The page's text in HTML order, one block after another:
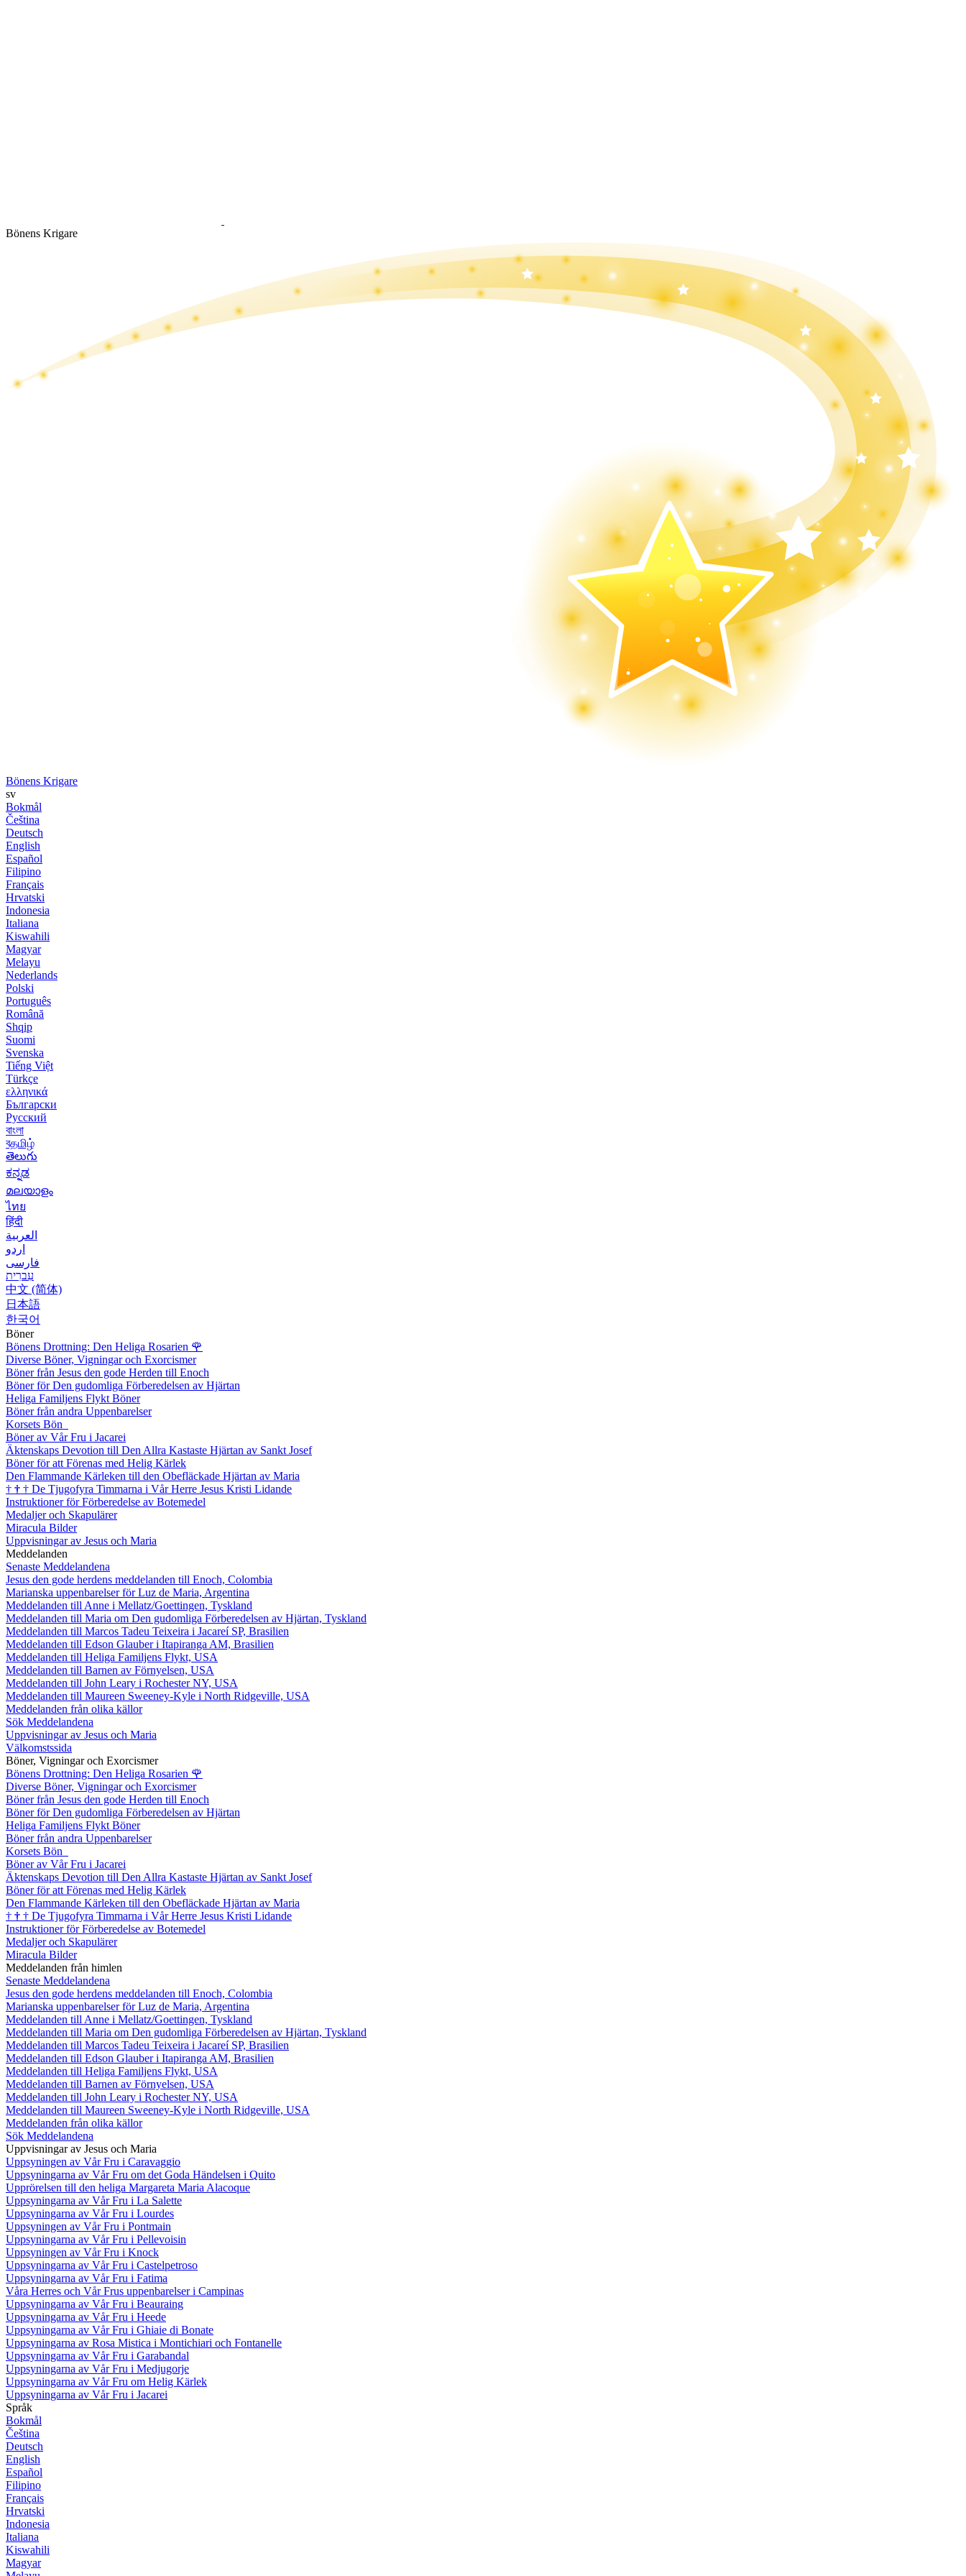
Bönens Krigare
Bönens Krigare
sv
Bokmål
Čeština
Deutsch
English
Español
Filipino
Français
Hrvatski
Indonesia
Italiana
Kiswahili
Magyar
Melayu
Nederlands
Polski
Português
Română
Shqip
Suomi
Svenska
Tiếng Việt
Türkçe
ελληνικά
Български
Русский
বাংলা
বதமிழ்
తెలుగు
ಕನ್ನಡ
മലയാളം
ไทย
हिंदी
العربية
اردو
فارسی
עִברִית
中文 (简体)
日本語
한국어
Böner
Bönens Drottning: Den Heliga Rosarien 🌹
Diverse Böner, Vigningar och Exorcismer
Böner från Jesus den gode Herden till Enoch
Böner för Den gudomliga Förberedelsen av Hjärtan
Heliga Familjens Flykt Böner
Böner från andra Uppenbarelser
Korsets Bön
Böner av Vår Fru i Jacarei
Äktenskaps Devotion till Den Allra Kastaste Hjärtan av Sankt Josef
Böner för att Förenas med Helig Kärlek
Den Flammande Kärleken till den Obefläckade Hjärtan av Maria
† † † De Tjugofyra Timmarna i Vår Herre Jesus Kristi Lidande
Instruktioner för Förberedelse av Botemedel
Medaljer och Skapulärer
Miracula Bilder
Uppvisningar av Jesus och Maria
Meddelanden
Senaste Meddelandena
Jesus den gode herdens meddelanden till Enoch, Colombia
Marianska uppenbarelser för Luz de Maria, Argentina
Meddelanden till Anne i Mellatz/Goettingen, Tyskland
Meddelanden till Maria om Den gudomliga Förberedelsen av Hjärtan, Tyskland
Meddelanden till Marcos Tadeu Teixeira i Jacareí SP, Brasilien
Meddelanden till Edson Glauber i Itapiranga AM, Brasilien
Meddelanden till Heliga Familjens Flykt, USA
Meddelanden till Barnen av Förnyelsen, USA
Meddelanden till John Leary i Rochester NY, USA
Meddelanden till Maureen Sweeney-Kyle i North Ridgeville, USA
Meddelanden från olika källor
Sök Meddelandena
Uppvisningar av Jesus och Maria
Välkomstssida
Böner, Vigningar och Exorcismer
Bönens Drottning: Den Heliga Rosarien 🌹
Diverse Böner, Vigningar och Exorcismer
Böner från Jesus den gode Herden till Enoch
Böner för Den gudomliga Förberedelsen av Hjärtan
Heliga Familjens Flykt Böner
Böner från andra Uppenbarelser
Korsets Bön
Böner av Vår Fru i Jacarei
Äktenskaps Devotion till Den Allra Kastaste Hjärtan av Sankt Josef
Böner för att Förenas med Helig Kärlek
Den Flammande Kärleken till den Obefläckade Hjärtan av Maria
† † † De Tjugofyra Timmarna i Vår Herre Jesus Kristi Lidande
Instruktioner för Förberedelse av Botemedel
Medaljer och Skapulärer
Miracula Bilder
Meddelanden från himlen
Senaste Meddelandena
Jesus den gode herdens meddelanden till Enoch, Colombia
Marianska uppenbarelser för Luz de Maria, Argentina
Meddelanden till Anne i Mellatz/Goettingen, Tyskland
Meddelanden till Maria om Den gudomliga Förberedelsen av Hjärtan, Tyskland
Meddelanden till Marcos Tadeu Teixeira i Jacareí SP, Brasilien
Meddelanden till Edson Glauber i Itapiranga AM, Brasilien
Meddelanden till Heliga Familjens Flykt, USA
Meddelanden till Barnen av Förnyelsen, USA
Meddelanden till John Leary i Rochester NY, USA
Meddelanden till Maureen Sweeney-Kyle i North Ridgeville, USA
Meddelanden från olika källor
Sök Meddelandena
Uppvisningar av Jesus och Maria
Uppsyningen av Vår Fru i Caravaggio
Uppsyningarna av Vår Fru om det Goda Händelsen i Quito
Upprörelsen till den heliga Margareta Maria Alacoque
Uppsyningarna av Vår Fru i La Salette
Uppsyningarna av Vår Fru i Lourdes
Uppsyningen av Vår Fru i Pontmain
Uppsyningarna av Vår Fru i Pellevoisin
Uppsyningen av Vår Fru i Knock
Uppsyningarna av Vår Fru i Castelpetroso
Uppsyningarna av Vår Fru i Fatima
Våra Herres och Vår Frus uppenbarelser i Campinas
Uppsyningarna av Vår Fru i Beauraing
Uppsyningarna av Vår Fru i Heede
Uppsyningarna av Vår Fru i Ghiaie di Bonate
Uppsyningarna av Rosa Mistica i Montichiari och Fontanelle
Uppsyningarna av Vår Fru i Garabandal
Uppsyningarna av Vår Fru i Medjugorje
Uppsyningarna av Vår Fru om Helig Kärlek
Uppsyningarna av Vår Fru i Jacarei
Språk
Bokmål
Čeština
Deutsch
English
Español
Filipino
Français
Hrvatski
Indonesia
Italiana
Kiswahili
Magyar